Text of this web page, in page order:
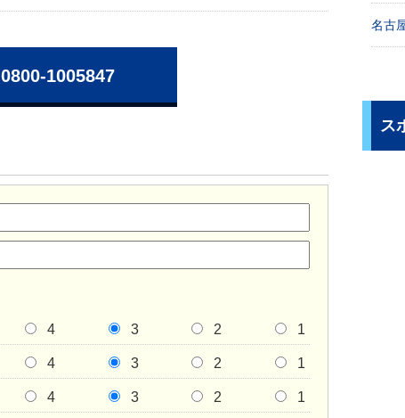
0800-1005847
4 3 2 1
4 3 2 1
4 3 2 1
名古
ス